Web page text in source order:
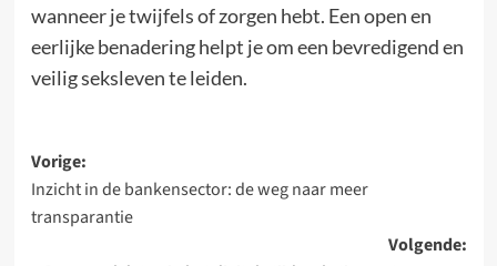
wanneer je twijfels of zorgen hebt. Een open en
eerlijke benadering helpt je om een bevredigend en
veilig seksleven te leiden.
Bericht
navigatie
Vorige:
Inzicht in de bankensector: de weg naar meer
transparantie
Volgende: